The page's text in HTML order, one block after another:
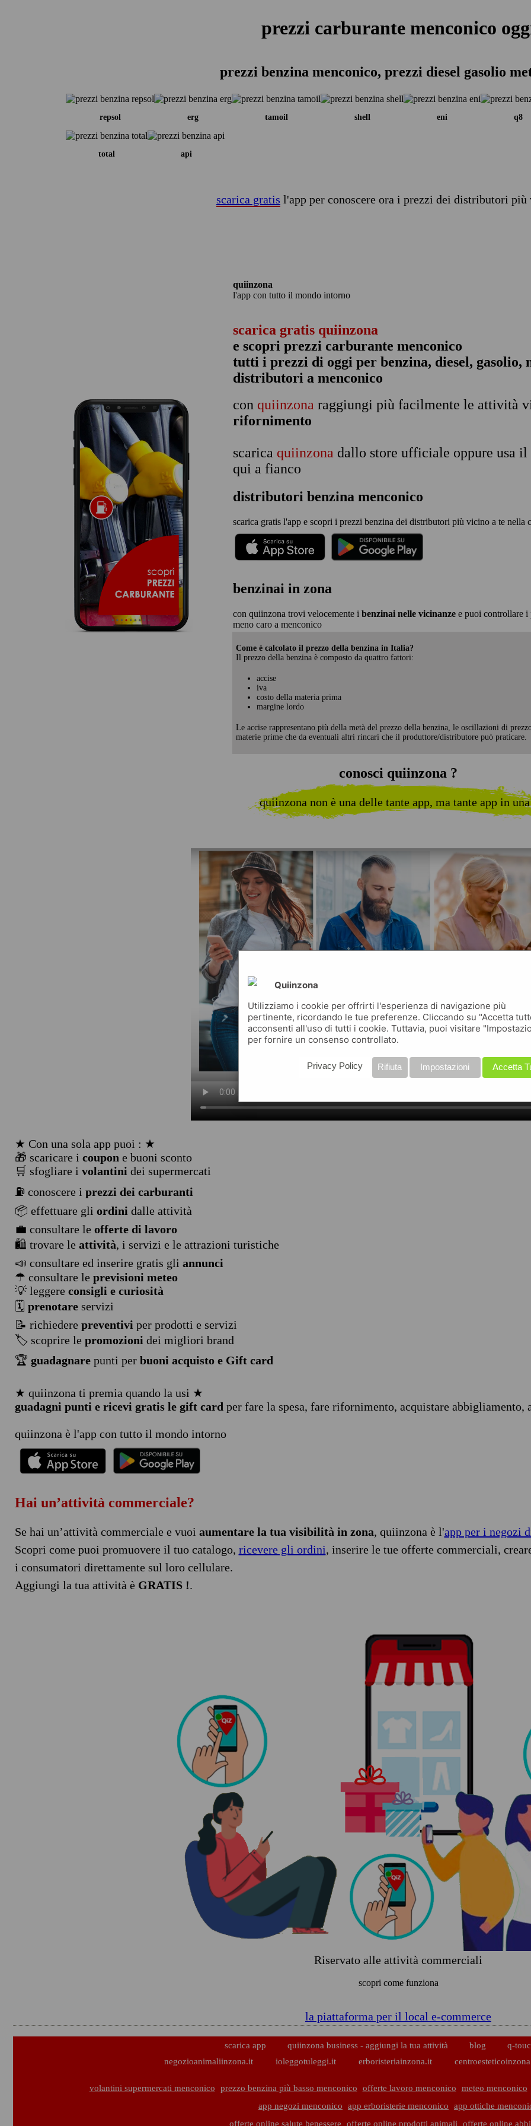
prezzi carburante menconico
prezzi benzina menconico, prezzi diesel gasolio
repsol erg tamoil shell eni q8
total api
scarica gratis l'app per conoscere ora i prezzi dei distributori più
quiinzona
l'app con tutto il mondo intorno
scarica gratis quiinzona
e scopri prezzi carburante menconico
tutti i prezzi di oggi per benzina, diesel, gasolio,
distributori a menconico
con quiinzona raggiungi più facilmente le attività
rifornimento
scarica quiinzona dallo store ufficiale oppure usa il
qui a fianco
distributori benzina menconico
scarica gratis l'app e scopri i prezzi benzina dei distributori più vicino a te nella
benzinai in zona
con quiinzona trovi velocemente i benzinai nelle vicinanze e puoi controllare i
meno caro a menconico
Come è calcolato il prezzo della benzina in Italia?
Il prezzo della benzina è composto da quattro fattori:
accise
iva
costo della materia prima
margine lordo
Le accise rappresentano più della metà del prezzo della benzina, le oscillazioni di
materie prime che da eventuali altri rincari che il produttore/distributore può praticare.
conosci quiinzona ?
quiinzona non è una delle tante app, ma tante app in
★ Con una sola app puoi : ★
🎁 scaricare i coupon e buoni sconto
🛒 sfogliare i volantini dei supermercati
⛽ conoscere i prezzi dei carburanti
📦 effettuare gli ordini dalle attività
💼 consultare le offerte di lavoro
🛍️ trovare le attività, i servizi e le attrazioni turistiche
📣 consultare ed inserire gratis gli annunci
☂ consultare le previsioni meteo
💡 leggere consigli e curiosità
🗓️ prenotareservizi
📝 richiedere preventivi per prodotti e servizi
🏷️ scoprire le promozioni dei migliori brand
🏆 guadagnarepunti per buoni acquisto e Gift card
★ quiinzona ti premia quando la usi ★
guadagni punti e ricevi gratis le gift card per fare la spesa, fare rifornimento, acquistare abbigliamento,
quiinzona è l'app con tutto il mondo intorno
Hai un’attività commerciale?
Se hai un’attività commerciale e vuoi aumentare la tua visibilità in zona, quiinzona è l'app per i negozi
Scopri come puoi promuovere il tuo catalogo, ricevere gli ordini, inserire le tue offerte commerciali,
i consumatori direttamente sul loro cellulare.
Aggiungi la tua attività è GRATIS !.
Riservato alle attività commerciali
scopri come funziona
la piattaforma per il local e-commerce
scarica app quiinzona business - aggiungi la tua attività blog
q-
negozioanimaliinzona.it
ioleggotuleggi.it erboristeriainzona.it
volantini supermercati menconico prezzo benzina più basso menconico offerte lavoro menconico
meteo menconico
app negozi menconico
app erboristerie menconico
app ottiche
offerte online salute benessere
offerte online prodotti animali offerte online
Quiinzona
Utilizziamo i cookie per offrirti l'esperienza di navigazione più
pertinente, ricordando le tue preferenze. Cliccando su "Accetta
acconsenti all'uso di tutti i cookie. Tuttavia, puoi visitare
per fornire un consenso controllato.
Accetta
Impostazioni
Rifiuta
Privacy Policy